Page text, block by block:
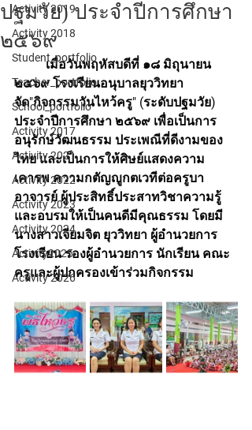
Activity 2019
Activity 2018
Student_portfolio
Teacher_portfolio
School_portfolio
Activity 2017
Activity 2021
Activity 2022
Activity 2023
Activity 2024
Activity2025
Activity 2026
ปฐมวัย) ประจำปีการศึกษา
๒๕๖๙
	เมื่อวันพฤหัสบดีที่ ๑๘ มิถุนายน
๒๕๖๙ โรงเรียนอนุบาลยุววิทยา
จัด"กิจกรรมวันไหว้ครู" (ระดับปฐมวัย)
ประจำปีการศึกษา ๒๕๖๙ เพื่อเป็นการ
อนุรักษ์วัฒนธรรม ประเพณีที่ดีงามของ
ไทย และเป็นการให้ศิษย์แสดงความ
เคารพ ความกตัญญูกตเวทีต่อครูบา
อาจารย์ ผู้ประสิทธิ์ประสาทวิชาความรู้
และอบรมให้เป็นคนดีมีคุณธรรม โดยมี
นางสาวเจียมจิต ยุววิทยา ผู้อำนวยการ
โรงเรียน รองผู้อำนวยการ นักเรียน คณะ
ครูและผู้ปกครองเข้าร่วมกิจกรรม